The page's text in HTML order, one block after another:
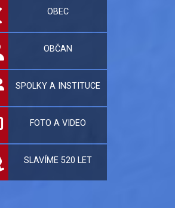
OBEC
OBČAN
SPOLKY A INSTITUCE
FOTO A VIDEO
SLAVÍME 520 LET